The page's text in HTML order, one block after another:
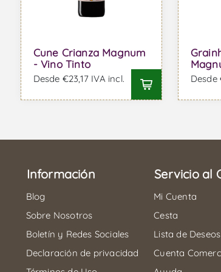
Cune Crianza Magnum
- Vino Tinto
Desde €23,17 IVA incl. Desde
Información
Blog
Sobre Nosotros
Boletín y Redes Sociales
Declaración de privacidad
Servicio al
Mi Cuenta
Cesta
Lista de Deseos
Cuenta